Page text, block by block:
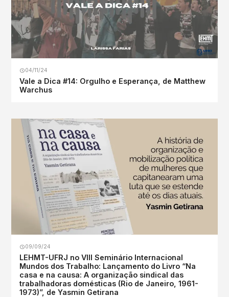
04/11/24
Vale a Dica #14: Orgulho e Esperança, de Matthew
Warchus
09/09/24
LEHMT-UFRJ no VIII Seminário Internacional
Mundos dos Trabalho: Lançamento do Livro “Na
casa e na causa: A organização sindical das
trabalhadoras domésticas (Rio de Janeiro, 1961-
1973)”, de Yasmin Getirana